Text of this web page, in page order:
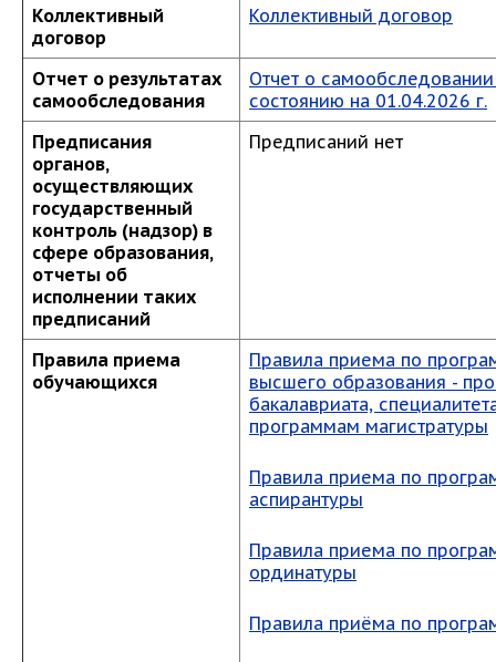
Коллективный
договор
Коллективный договор
Отчет о результатах
самообследования
Отчет о
состоянию на 01.04.2026 г.
Предписания
органов,
осуществляющих
государственный
контроль (надзор) в
сфере образования,
отчеты об
исполнении таких
предписаний
Предписаний нет
Правила приема
обучающихся
Правила приема по
высшего образования -
бакалавриата,
программам магистратуры
Правила приема по
аспирантуры
Правила приема по
ординатуры
Правила приёма по